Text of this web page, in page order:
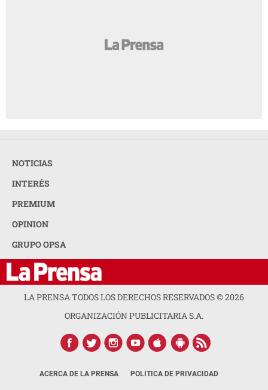
NOTICIAS
INTERÉS
PREMIUM
OPINION
GRUPO OPSA
LA PRENSA TODOS LOS DERECHOS RESERVADOS ©2026
ORGANIZACIÓN PUBLICITARIA S.A.
ACERCA DE LA PRENSA POLÍTICA DE PRIVACIDAD